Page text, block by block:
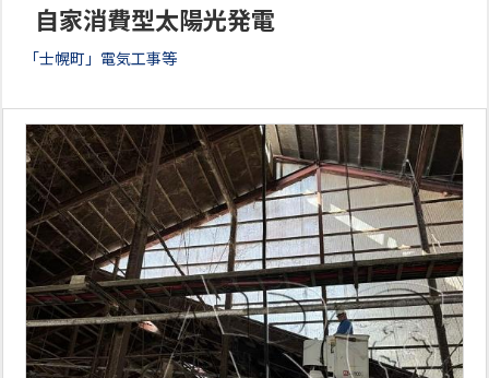
自家消費型太陽光発電
「士幌町」電気工事等